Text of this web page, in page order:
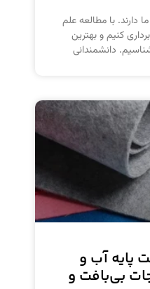
با مطالعه علم
کنیم و بهترین
دانشمندانی
پایه آب و
بی‌بافت و